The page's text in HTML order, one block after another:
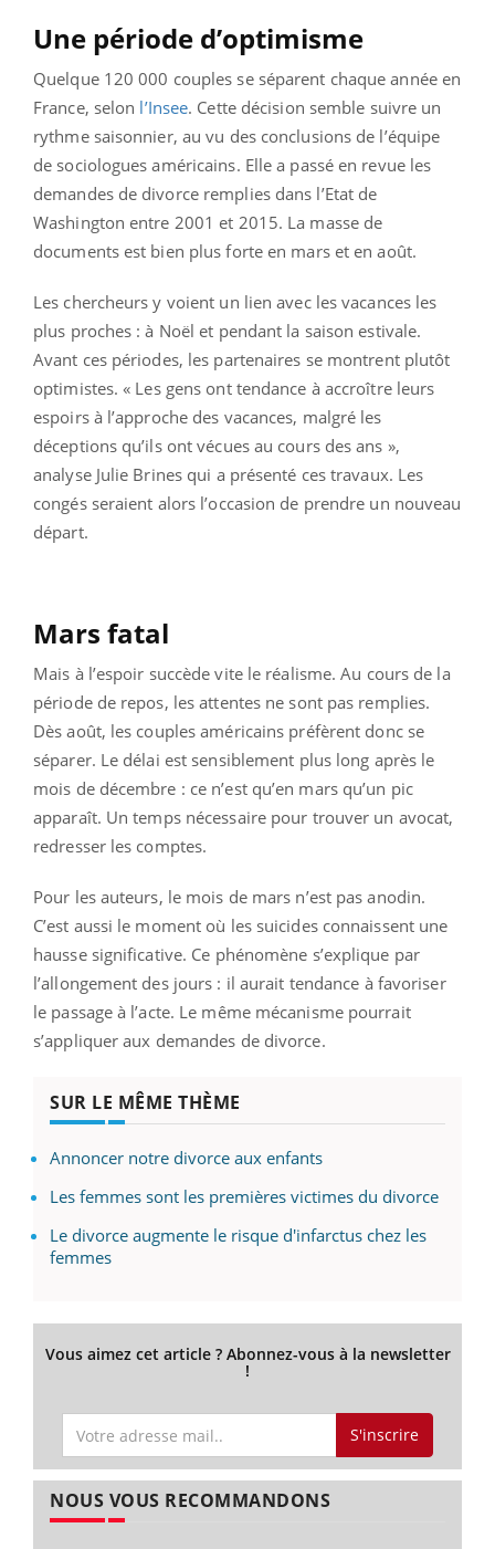
Une période d’optimisme
Quelque 120 000 couples se séparent chaque année en
France, selon l’Insee. Cette décision semble suivre un
rythme saisonnier, au vu des conclusions de l’équipe
de sociologues américains. Elle a passé en revue les
demandes de divorce remplies dans l’Etat de
Washington entre 2001 et 2015. La masse de
documents est bien plus forte en mars et en août.
Les chercheurs y voient un lien avec les vacances les
plus proches : à Noël et pendant la saison estivale.
Avant ces périodes, les partenaires se montrent plutôt
optimistes. « Les gens ont tendance à accroître leurs
espoirs à l’approche des vacances, malgré les
déceptions qu’ils ont vécues au cours des ans »,
analyse Julie Brines qui a présenté ces travaux. Les
congés seraient alors l’occasion de prendre un nouveau
départ.
Mars fatal
Mais à l’espoir succède vite le réalisme. Au cours de la
période de repos, les attentes ne sont pas remplies.
Dès août, les couples américains préfèrent donc se
séparer. Le délai est sensiblement plus long après le
mois de décembre : ce n’est qu’en mars qu’un pic
apparaît. Un temps nécessaire pour trouver un avocat,
redresser les comptes.
Pour les auteurs, le mois de mars n’est pas anodin.
C’est aussi le moment où les suicides connaissent une
hausse significative. Ce phénomène s’explique par
l’allongement des jours : il aurait tendance à favoriser
le passage à l’acte. Le même mécanisme pourrait
s’appliquer aux demandes de divorce.
SUR LE MÊME THÈME
Annoncer notre divorce aux enfants
Les femmes sont les premières victimes du divorce
Le divorce augmente le risque d'infarctus chez les
femmes
Vous aimez cet article ? Abonnez-vous à la newsletter
!
S'inscrire
NOUS VOUS RECOMMANDONS